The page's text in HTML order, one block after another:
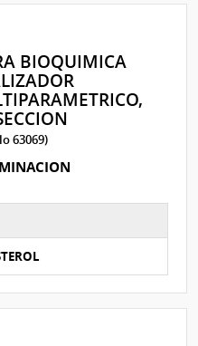
BIOQUIMICA
63069)